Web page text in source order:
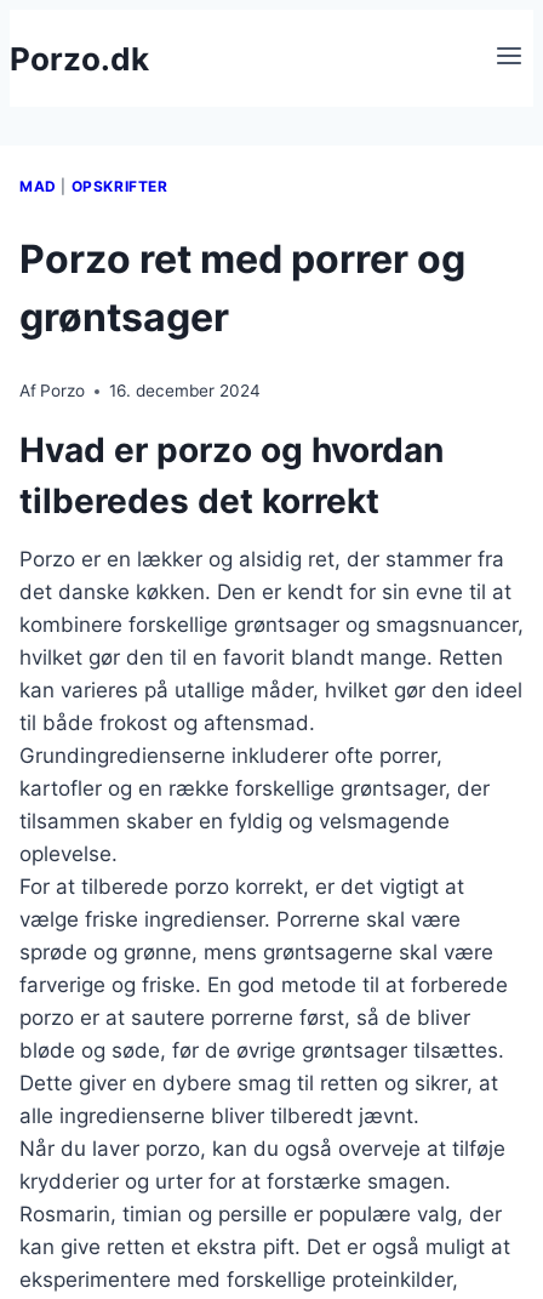
til
Porzo.dk
MAD OPSKRIFTER
Porzo ret med porrer og
grøntsager
Af Porzo 16. december 2024
Hvad er porzo og hvordan
tilberedes det korrekt
Porzo er en lækker og alsidig ret, der stammer fra
det danske køkken. Den er kendt for sin evne til at
kombinere forskellige grøntsager og smagsnuancer,
hvilket gør den til en favorit blandt mange. Retten
kan varieres på utallige måder, hvilket gør den ideel
til både frokost og aftensmad.
Grundingredienserne inkluderer ofte porrer,
kartofler og en række forskellige grøntsager, der
tilsammen skaber en fyldig og velsmagende
oplevelse.
For at tilberede porzo korrekt, er det vigtigt at
vælge friske ingredienser. Porrerne skal være
sprøde og grønne, mens grøntsagerne skal være
farverige og friske. En god metode til at forberede
porzo er at sautere porrerne først, så de bliver
bløde og søde, før de øvrige grøntsager tilsættes.
Dette giver en dybere smag til retten og sikrer, at
alle ingredienserne bliver tilberedt jævnt.
Når du laver porzo, kan du også overveje at tilføje
krydderier og urter for at forstærke smagen.
Rosmarin, timian og persille er populære valg, der
kan give retten et ekstra pift. Det er også muligt at
eksperimentere med forskellige proteinkilder,